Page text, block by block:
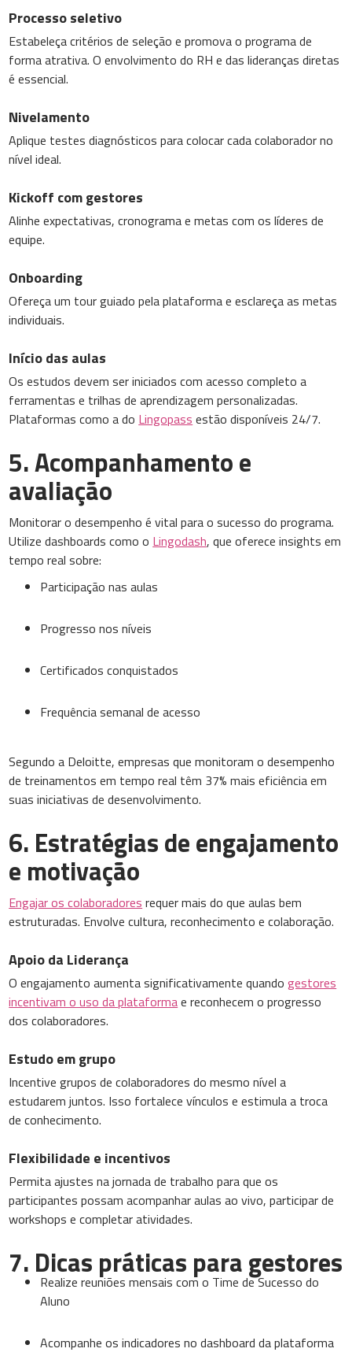
Processo seletivo
Estabeleça critérios de seleção e promova o programa de
forma atrativa. O envolvimento do RH e das lideranças diretas
é essencial.
Nivelamento
Aplique testes diagnósticos para colocar cada colaborador no
nível ideal.
Kickoff com gestores
Alinhe expectativas, cronograma e metas com os líderes de
equipe.
Onboarding
Ofereça um tour guiado pela plataforma e esclareça as metas
individuais.
Início das aulas
Os estudos devem ser iniciados com acesso completo a
ferramentas e trilhas de aprendizagem personalizadas.
Plataformas como a do Lingopass estão disponíveis 24/7.
5. Acompanhamento e
avaliação
Monitorar o desempenho é vital para o sucesso do programa.
Utilize dashboards como o Lingodash, que oferece insights em
tempo real sobre:
Participação nas aulas
Progresso nos níveis
Certificados conquistados
Frequência semanal de acesso
Segundo a Deloitte, empresas que monitoram o desempenho
de treinamentos em tempo real têm 37% mais eficiência em
suas iniciativas de desenvolvimento.
6. Estratégias de engajamento
e motivação
Engajar os colaboradores requer mais do que aulas bem
estruturadas. Envolve cultura, reconhecimento e colaboração.
Apoio da Liderança
O engajamento aumenta significativamente quandogestores
incentivam o uso da plataformae reconhecem o progresso
dos colaboradores.
Estudo em grupo
Incentive grupos de colaboradores do mesmo nível a
estudarem juntos. Isso fortalece vínculos e estimula a troca
de conhecimento.
Flexibilidade e incentivos
Permita ajustes na jornada de trabalho para que os
participantes possam acompanhar aulas ao vivo, participar de
workshops e completar atividades.
7. Dicas práticas para gestores
Realize reuniões mensais com o Time de Sucesso do
Aluno
Acompanhe os indicadores no dashboard da plataforma